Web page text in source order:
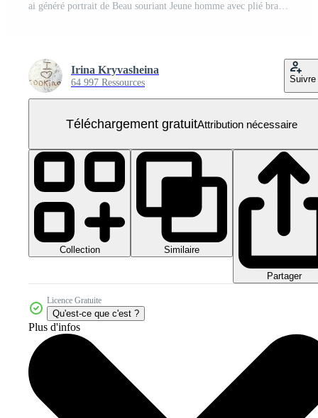
ai généré portrait de Beau souriant Jeune homme avec plié bras isolé PNG Gratuit
Irina Kryvasheina
64 997 Ressources Suivre
Téléchargement gratuitAttribution nécessaire
Collection Similaire
Partager
Licence Gratuite
Qu'est-ce que c'est ?
Plus d'infos